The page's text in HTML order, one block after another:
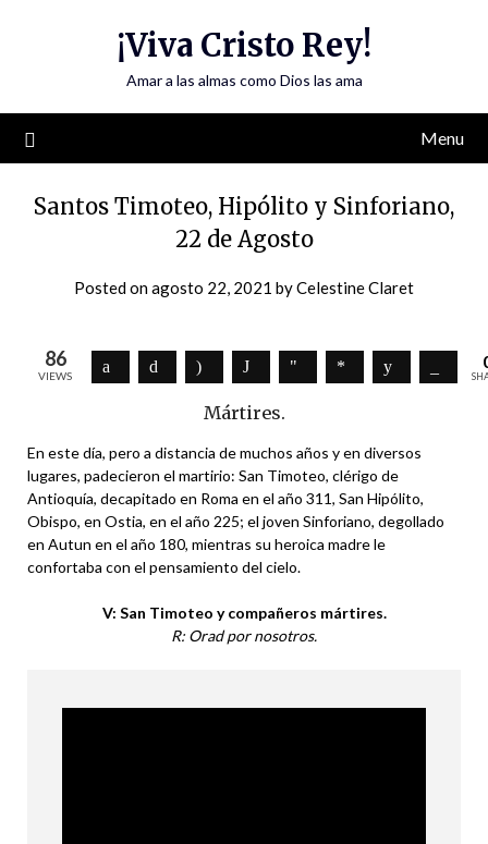
¡Viva Cristo Rey!
Amar a las almas como Dios las ama
Menu
Santos Timoteo, Hipólito y Sinforiano,
22 de Agosto
Posted onagosto 22, 2021 byCelestine Claret
86
VIEWS
Mártires.
En este día, pero a distancia de muchos años y en diversos
lugares, padecieron el martirio: San Timoteo, clérigo de
Antioquía, decapitado en Roma en el año 311, San Hipólito,
Obispo, en Ostia, en el año 225; el joven Sinforiano, degollado
en Autun en el año 180, mientras su heroica madre le
confortaba con el pensamiento del cielo.
V: San Timoteo y compañeros mártires.
R: Orad por nosotros.